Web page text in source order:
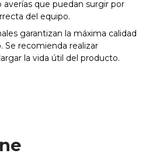
averías que puedan surgir por
del equipo.
garantizan la máxima calidad
recomienda realizar
la vida útil del producto.